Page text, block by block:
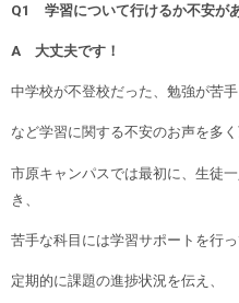
Q1 学習について行けるか不安が
A 大丈夫です！
中学校が不登校だった、勉強が苦手
など学習に関する不安のお声を多く
市原キャンパスでは最初に、生徒
き、
苦手な科目には学習サポートを行っ
定期的に課題の進捗状況を伝え、